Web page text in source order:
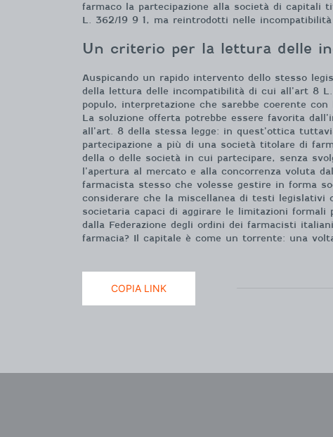
farmaco la partecipazione alla società di capitali
L. 362/19 9 1, ma reintrodotti nelle
Un criterio per la lettura delle
Auspicando un rapido intervento dello stesso
della lettura delle incompatibilità di cui all’art 8
populo, interpretazione che sarebbe coerente
La soluzione offerta potrebbe essere favorita
all’art. 8 della stessa legge: in quest’ottica
partecipazione a più di una società titolare di
della o delle società in cui partecipare, senza
l’apertura al mercato e alla concorrenza voluta
farmacista stesso che volesse gestire in forma
considerare che la miscellanea di testi legislativi
societaria capaci di aggirare le limitazioni
dalla Federazione degli ordini dei farmacisti
farmacia? Il capitale è come un torrente: una
COPIA LINK